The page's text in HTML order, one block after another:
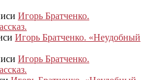
Игорь Братченко.
Игорь Братченко. «Неудобный
Игорь Братченко.